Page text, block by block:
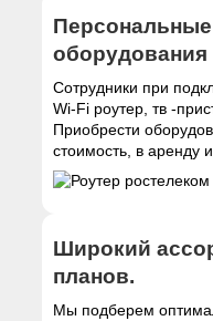
оборудования
Сотрудники при
Wi-Fi роутер, тв -
Приобрести
стоимость, в аренду
Широкий
планов.
Мы подберем